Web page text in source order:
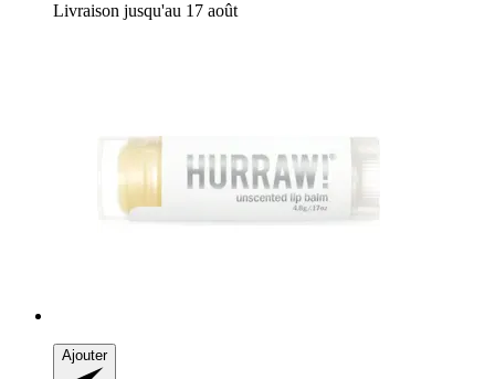
Livraison jusqu'au 17 août
Ajouter